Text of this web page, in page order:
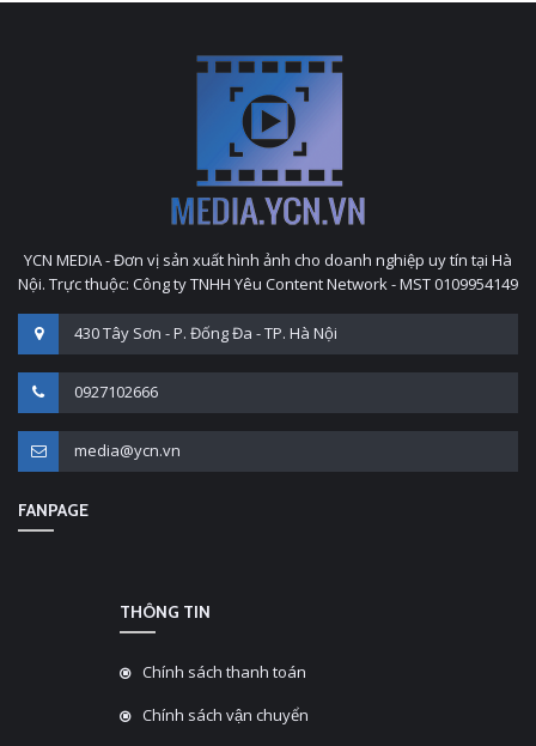
YCN MEDIA - Đơn vị sản xuất hình ảnh cho doanh nghiệp uy tín tại Hà
Nội. Trực thuộc: Công ty TNHH Yêu Content Network - MST 0109954149
430 Tây Sơn - P. Đống Đa - TP. Hà Nội
0927102666
media@ycn.vn
FANPAGE
THÔNG TIN
Chính sách thanh toán
Chính sách vận chuyển